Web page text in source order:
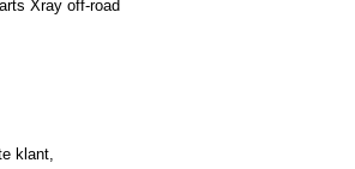
Xray off-road
klant,